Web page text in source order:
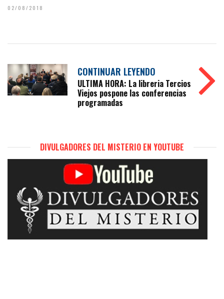
02/08/2018
CONTINUAR LEYENDO
ULTIMA HORA: La libreria Tercios
Viejos pospone las conferencias
programadas
DIVULGADORES DEL MISTERIO EN YOUTUBE